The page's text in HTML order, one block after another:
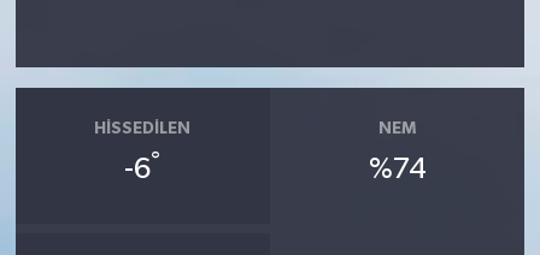
HISSEDILEN
-6°
NEM
%74